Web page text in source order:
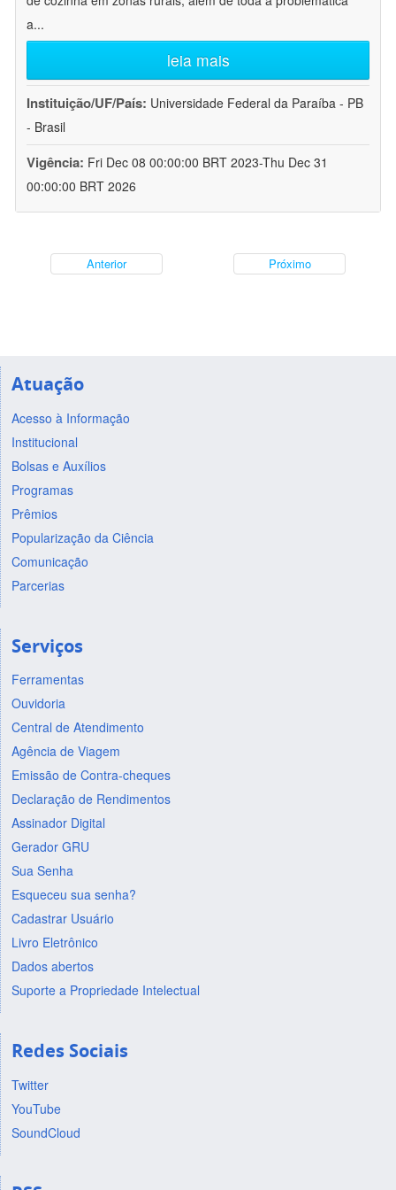
a...
leia mais
Instituição/UF/País: Universidade Federal da Paraíba - PB
- Brasil
Vigência: Fri Dec 08 00:00:00 BRT 2023-Thu Dec 31
00:00:00 BRT 2026
Anterior Próximo
Atuação
Acesso à Informação
Institucional
Bolsas e Auxílios
Programas
Prêmios
Popularização da Ciência
Comunicação
Parcerias
Serviços
Ferramentas
Ouvidoria
Central de Atendimento
Agência de Viagem
Emissão de Contra-cheques
Declaração de Rendimentos
Assinador Digital
Gerador GRU
Sua Senha
Esqueceu sua senha?
Cadastrar Usuário
Livro Eletrônico
Dados abertos
Suporte a Propriedade Intelectual
Redes Sociais
Twitter
YouTube
SoundCloud